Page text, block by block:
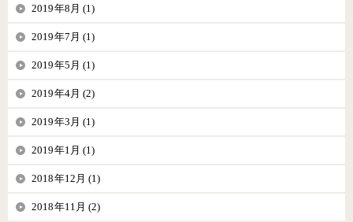
2019年8月 (1)
2019年7月 (1)
2019年5月 (1)
2019年4月 (2)
2019年3月 (1)
2019年1月 (1)
2018年12月 (1)
2018年11月 (2)